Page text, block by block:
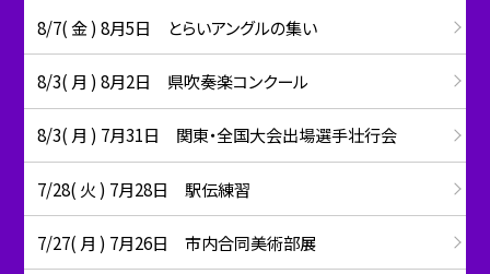
8/7( 金 ) 8月5日 とらいアングルの集い
8/3( 月 ) 8月2日 県吹奏楽コンクール
8/3( 月 ) 7月31日 関東・全国大会出場選手壮行会
7/28( 火 ) 7月28日 駅伝練習
7/27( 月 ) 7月26日 市内合同美術部展